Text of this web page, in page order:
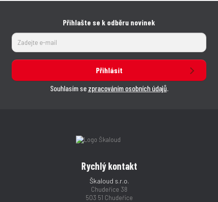
Přihlašte se k odběru novinek
Přihlásit
Souhlasím se zpracováním osobních údajů.
Rychlý kontakt
Škaloud s.r.o.
Chudeřice 38
503 51 Chudeřice